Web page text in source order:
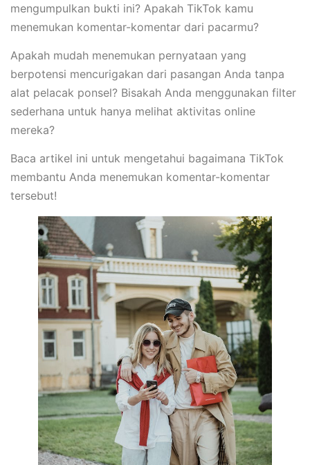
mengumpulkan bukti ini? Apakah TikTok kamu
menemukan komentar-komentar dari pacarmu?
Apakah mudah menemukan pernyataan yang
berpotensi mencurigakan dari pasangan Anda tanpa
alat pelacak ponsel? Bisakah Anda menggunakan filter
sederhana untuk hanya melihat aktivitas online
mereka?
Baca artikel ini untuk mengetahui bagaimana TikTok
membantu Anda menemukan komentar-komentar
tersebut!